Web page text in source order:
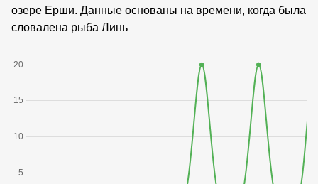
озере Ерши. Данные основаны на времени, когда была
словалена рыба Линь